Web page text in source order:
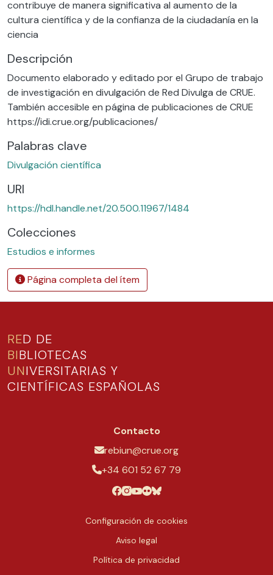
contribuye de manera significativa al aumento de la
cultura científica y de la confianza de la ciudadanía en la
ciencia
Descripción
Documento elaborado y editado por el Grupo de trabajo
de investigación en divulgación de Red Divulga de CRUE.
También accesible en página de publicaciones de CRUE
https://idi.crue.org/publicaciones/
Palabras clave
Divulgación científica
URI
https://hdl.handle.net/20.500.11967/1484
Colecciones
Estudios e informes
Página completa del ítem
RED DE
BIBLIOTECAS
UNIVERSITARIAS Y
CIENTÍFICAS ESPAÑOLAS
Contacto
rebiun@crue.org
+34 601 52 67 79
Configuración de cookies
Aviso legal
Política de privacidad